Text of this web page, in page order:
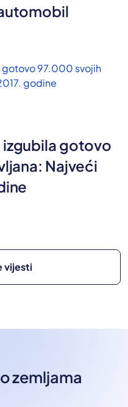
izgubila gotovo
Najveći
vijesti
zemljama